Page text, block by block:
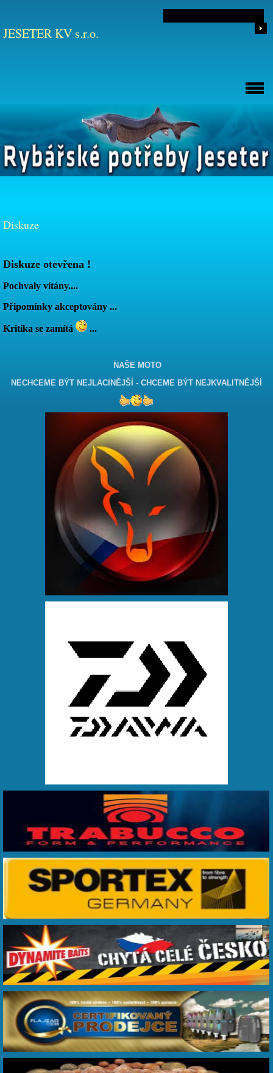
JESETER KV s.r.o.
Diskuze
Diskuze otevřena !
Pochvaly vítány....
Připomínky akceptovány ...
Kritika se zamítá ...
NAŠE MOTO
NECHCEME BÝT NEJLACINĚJŠÍ - CHCEME BÝT NEJKVALITNĚJŠÍ